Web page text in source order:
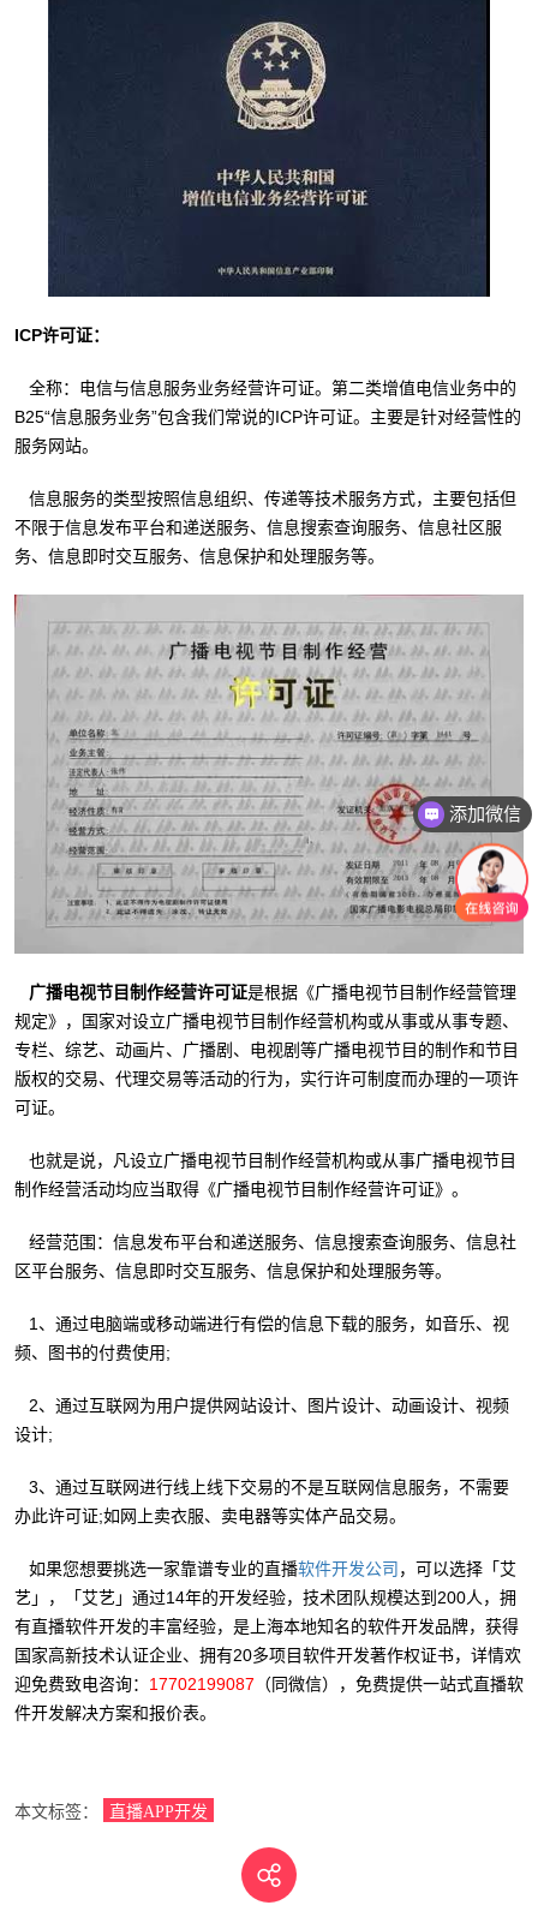
ICP许可证：
全称：电信与信息服务业务经营许可证。第二类增值电信业务中的
B25“信息服务业务”包含我们常说的ICP许可证。主要是针对经营性的
服务网站。
信息服务的类型按照信息组织、传递等技术服务方式，主要包括但
不限于信息发布平台和递送服务、信息搜索查询服务、信息社区服
务、信息即时交互服务、信息保护和处理服务等。
广播电视节目制作经营许可证是根据《广播电视节目制作经营管理
规定》，国家对设立广播电视节目制作经营机构或从事或从事专题、
专栏、综艺、动画片、广播剧、电视剧等广播电视节目的制作和节目
版权的交易、代理交易等活动的行为，实行许可制度而办理的一项许
可证。
也就是说，凡设立广播电视节目制作经营机构或从事广播电视节目
制作经营活动均应当取得《广播电视节目制作经营许可证》。
经营范围：信息发布平台和递送服务、信息搜索查询服务、信息社
区平台服务、信息即时交互服务、信息保护和处理服务等。
1、通过电脑端或移动端进行有偿的信息下载的服务，如音乐、视
频、图书的付费使用;
2、通过互联网为用户提供网站设计、图片设计、动画设计、视频
设计;
3、通过互联网进行线上线下交易的不是互联网信息服务，不需要
办此许可证;如网上卖衣服、卖电器等实体产品交易。
如果您想要挑选一家靠谱专业的直播软件开发公司 ，可以选择「艾
艺」，「艾艺」通过14年的开发经验，技术团队规模达到200人，拥
有直播软件开发的丰富经验，是上海本地知名的软件开发品牌，获得
国家高新技术认证企业、拥有20多项目软件开发著作权证书，详情欢
迎免费致电咨询： 17702199087 （同微信），免费提供一站式直播软
件开发解决方案和报价表。
本文标签： 直播APP开发
添加微信